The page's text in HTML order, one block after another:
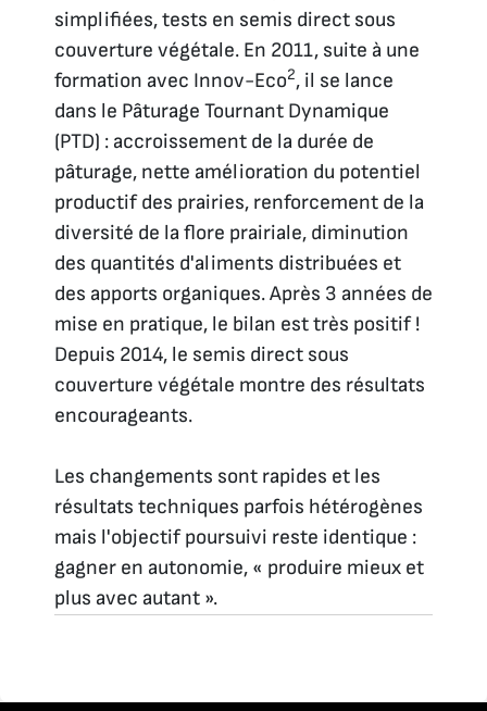
simplifiées, tests en semis direct sous
couverture végétale. En 2011, suite à une
formation avec Innov-Eco2, il se lance
dans le Pâturage Tournant Dynamique
(PTD) : accroissement de la durée de
pâturage, nette amélioration du potentiel
productif des prairies, renforcement de la
diversité de la flore prairiale, diminution
des quantités d'aliments distribuées et
des apports organiques. Après 3 années de
mise en pratique, le bilan est très positif !
Depuis 2014, le semis direct sous
couverture végétale montre des résultats
encourageants.
Les changements sont rapides et les
résultats techniques parfois hétérogènes
mais l'objectif poursuivi reste identique :
gagner en autonomie, « produire mieux et
plus avec autant ».